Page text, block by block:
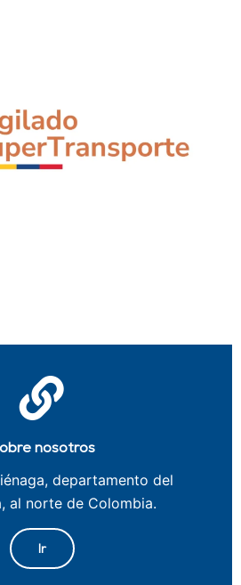
nosotros
departamento del
al norte de Colombia.
Ir